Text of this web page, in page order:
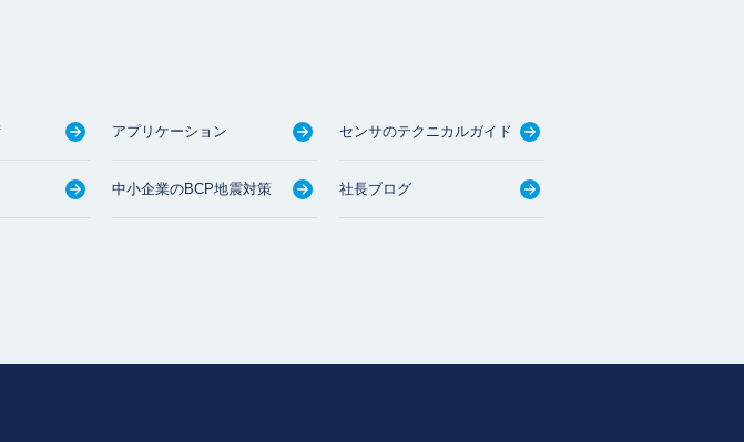
アプリケーション センサのテクニカルガイド
中小企業のBCP地震対策 社長ブログ